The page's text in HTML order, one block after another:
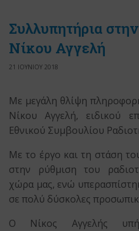
Συλλυπητήρια
Νίκου Αγγελή
21 ΙΟΥΝΙΟΥ 2018
Με μεγάλη θλίψη
Νίκου Αγγελή, ειδικού
Εθνικού Συμβουλίου
Με το έργο και τη στάση
στην ρύθμιση του
χώρα μας, ενώ
σε πολύ δύσκολες
Ο Νίκος Αγγελής